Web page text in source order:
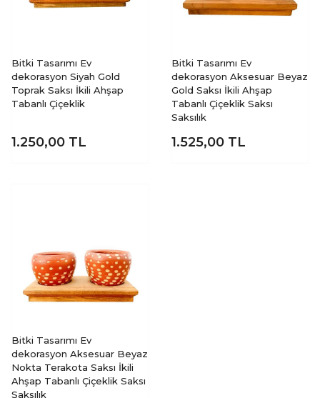
Bitki Tasarımı Ev
dekorasyon Siyah Gold
Toprak Saksı İkili Ahşap
Tabanlı Çiçeklik
1.250,00 TL
Bitki Tasarımı Ev
dekorasyon Aksesuar Beyaz
Gold Saksı İkili Ahşap
Tabanlı Çiçeklik Saksı
Saksılık
1.525,00 TL
Bitki Tasarımı Ev
dekorasyon Aksesuar Beyaz
Nokta Terakota Saksı İkili
Ahşap Tabanlı Çiçeklik Saksı
Saksılık